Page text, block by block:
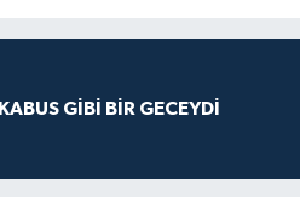
KABUS GİBİ BİR GECEYDİ